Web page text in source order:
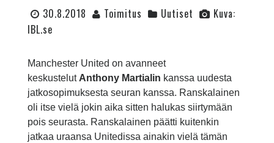
30.8.2018 Toimitus Uutiset
Kuva:
IBL.se
Manchester United on avanneet
keskustelut Anthony Martialin kanssa uudesta
jatkosopimuksesta seuran kanssa. Ranskalainen
oli itse vielä jokin aika sitten halukas siirtymään
pois seurasta. Ranskalainen päätti kuitenkin
jatkaa uraansa Unitedissa ainakin vielä tämän